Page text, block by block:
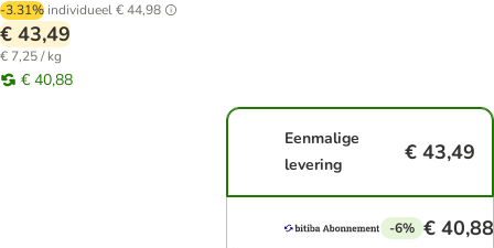
-3.31% individueel€ 44,98
€ 43,49
€ 7,25 / kg
€ 40,88
Eenmalige
levering
€ 43,49
-6% € 40,88